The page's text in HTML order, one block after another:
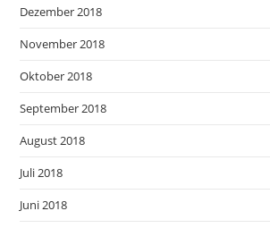
Dezember 2018
November 2018
Oktober 2018
September 2018
August 2018
Juli 2018
Juni 2018